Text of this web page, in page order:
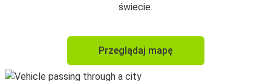
świecie.
Przeglądaj mapę